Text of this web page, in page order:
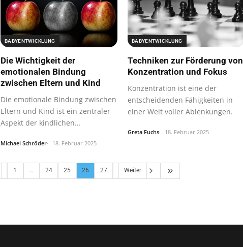
BABYENTWICKLUNG
Die Wichtigkeit der
emotionalen Bindung
zwischen Eltern und Kind
Die emotionale Bindung zwischen
Eltern und Kind ist ein zentraler
Aspekt der kindlichen…
Michael Schröder 18. Februar 2025
BABYENTWICKLUNG
Techniken zur Förderung von
Konzentration und Fokus
Konzentration ist eine der
entscheidenden Fähigkeiten in
einer Welt voller Ablenkungen.
Greta Fuchs 18. Februar 2025
1 ... 24 25 26 27 Weiter